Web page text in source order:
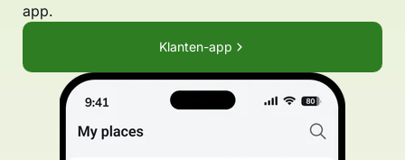
app.
Klanten-app